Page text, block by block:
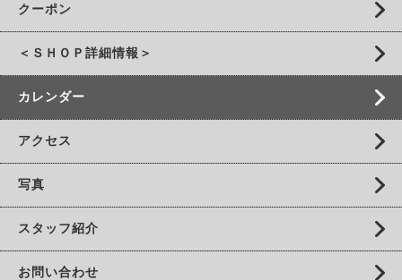
クーポン
＜ＳＨＯＰ詳細情報＞
カレンダー
アクセス
写真
スタッフ紹介
お問い合わせ